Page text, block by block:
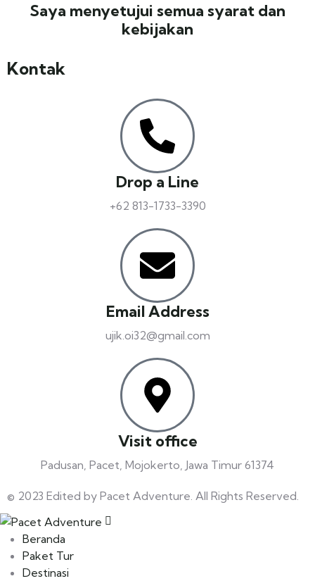
Saya menyetujui semua syarat dan
kebijakan
Kontak
Drop a Line
+62 813-1733-3390
Email Address
ujik.oi32@gmail.com
Visit office
Padusan, Pacet, Mojokerto, Jawa Timur 61374
© 2023 Edited by Pacet Adventure. All Rights Reserved.
Beranda
Paket Tur
Destinasi